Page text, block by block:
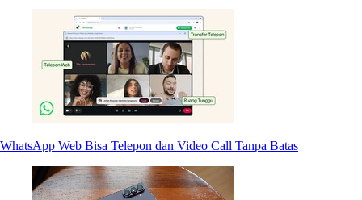
WhatsApp Web Bisa Telepon dan Video Call Tanpa Batas